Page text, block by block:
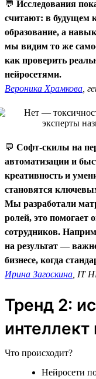
💬 Исследования
считают: в будущем
образование, а
мы видим то же
как проверить
нейросетями.
Вероника Храмкова ,
💬 Софт-скилы на
автоматизации и
креативность и
становятся
Мы разработали
ролей, это помогает
сотрудников.
на результат —
бизнесе, когда
Ирина Загоскина , IT
Тренд 2:
интеллект
Что происходит?
Нейросети